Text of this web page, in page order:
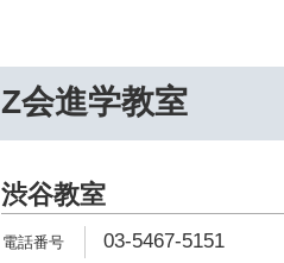
Z会進学教室
渋谷教室
03-5467-5151